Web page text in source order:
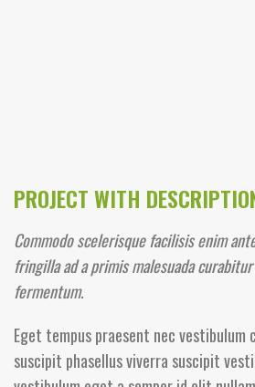
PROJECT WITH
Commodo scelerisque facilisis enim
fringilla ad a primis malesuada
fermentum.
Eget tempus praesent nec vestibulum
suscipit phasellus viverra suscipit